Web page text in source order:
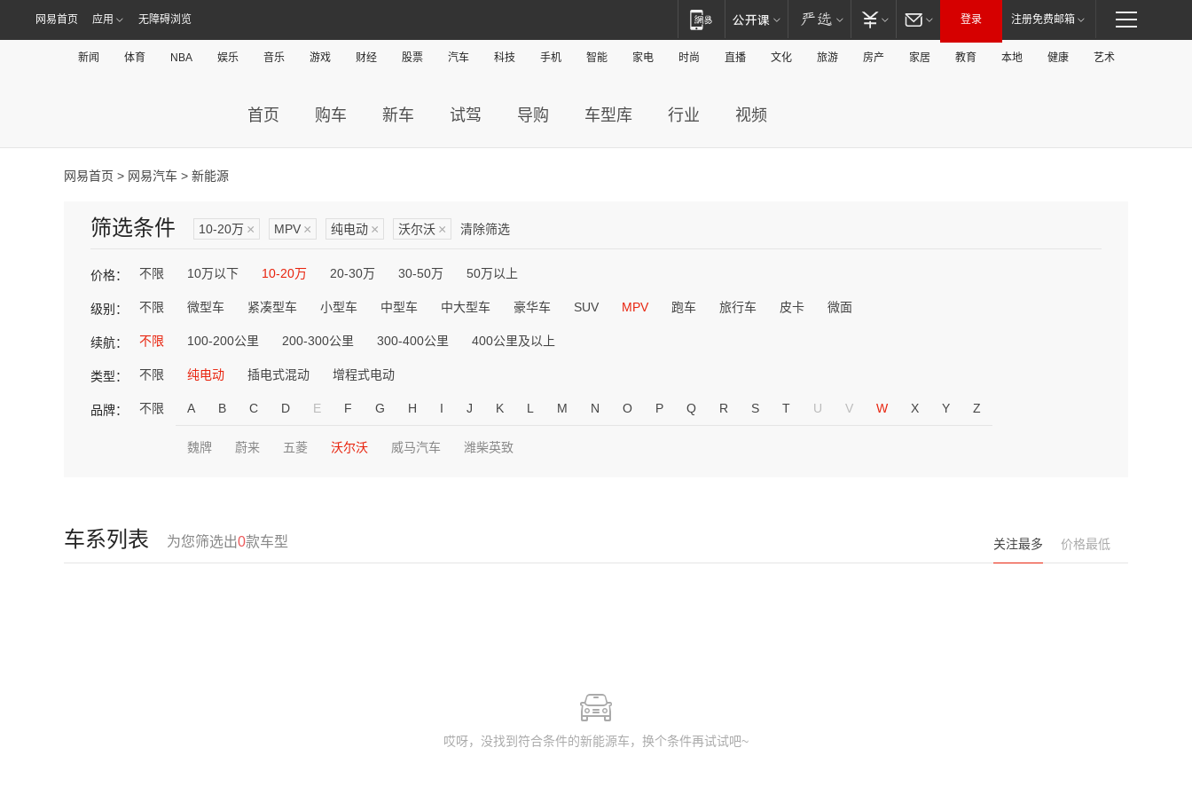
网易首页 应用 无障碍浏览 登录 注册免费邮箱
新闻 体育 NBA 娱乐 音乐 游戏 财经 股票 汽车 科技 手机 智能 家电 时尚 直播 文化 旅游 房产 家居 教育 本地 健康 艺术
首页 购车 新车 试驾 导购 车型库 行业 视频
网易首页 > 网易汽车 > 新能源
筛选条件 10-20万 × MPV × 纯电动 × 沃尔沃 × 清除筛选
价格： 不限 10万以下 10-20万 20-30万 30-50万 50万以上
级别： 不限 微型车 紧凑型车 小型车 中型车 中大型车 豪华车 SUV MPV 跑车 旅行车 皮卡 微面
续航： 不限 100-200公里 200-300公里 300-400公里 400公里及以上
类型： 不限 纯电动 插电式混动 增程式电动
品牌： 不限 A B C D E F G H I J K L M N O P Q R S T U V W X Y Z
魏牌 蔚来 五菱 沃尔沃 威马汽车 潍柴英致
车系列表 为您筛选出0款车型 关注最多 价格最低
哎呀，没找到符合条件的新能源车，换个条件再试试吧~